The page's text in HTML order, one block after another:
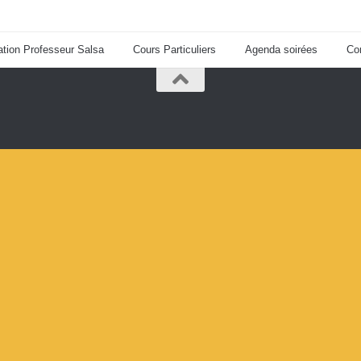
Professeur Salsa Cours Particuliers Agenda soirées